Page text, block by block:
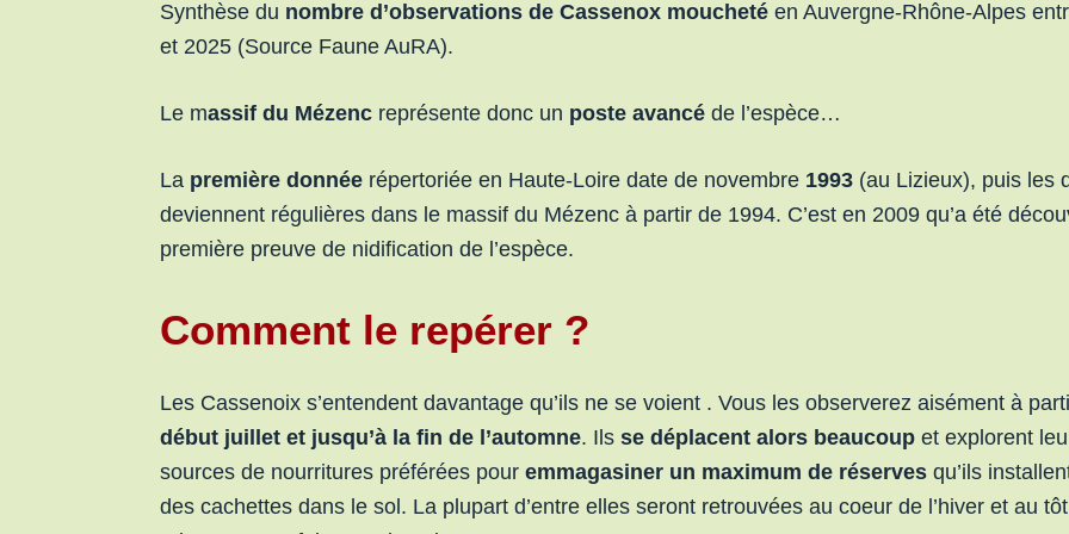
Synthèse du nombre d’observations de Cassenox moucheté en Auvergne-Rhône-Alpes
et 2025 (Source Faune AuRA).
Le massif du Mézenc représente donc un poste avancé de l’espèce…
La première donnée répertoriée en Haute-Loire date de novembre 1993 (au Lizieux), puis les
deviennent régulières dans le massif du Mézenc à partir de 1994. C’est en 2009 qu’a été
première preuve de nidification de l’espèce.
Comment le repérer ?
Les Cassenoix s’entendent davantage qu’ils ne se voient . Vous les observerez aisément à
début juillet et jusqu’à la fin de l’automne. Ils se déplacent alors beaucoup et explorent
sources de nourritures préférées pour emmagasiner un maximum de réserves qu’ils
des cachettes dans le sol. La plupart d’entre elles seront retrouvées au coeur de l’hiver et au tôt